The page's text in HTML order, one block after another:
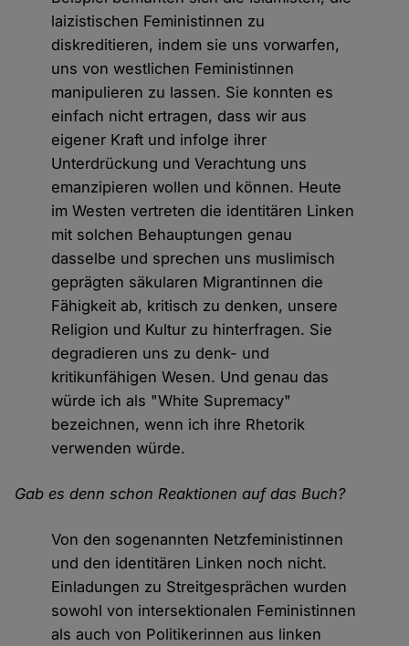
laizistischen Feministinnen zu
diskreditieren, indem sie uns vorwarfen,
uns von westlichen Feministinnen
manipulieren zu lassen. Sie konnten es
einfach nicht ertragen, dass wir aus
eigener Kraft und infolge ihrer
Unterdrückung und Verachtung uns
emanzipieren wollen und können. Heute
im Westen vertreten die identitären Linken
mit solchen Behauptungen genau
dasselbe und sprechen uns muslimisch
geprägten säkularen Migrantinnen die
Fähigkeit ab, kritisch zu denken, unsere
Religion und Kultur zu hinterfragen. Sie
degradieren uns zu denk- und
kritikunfähigen Wesen. Und genau das
würde ich als "White Supremacy"
bezeichnen, wenn ich ihre Rhetorik
verwenden würde.
Gab es denn schon Reaktionen auf das Buch?
Von den sogenannten Netzfeministinnen
und den identitären Linken noch nicht.
Einladungen zu Streitgesprächen wurden
sowohl von intersektionalen Feministinnen
als auch von Politikerinnen aus linken